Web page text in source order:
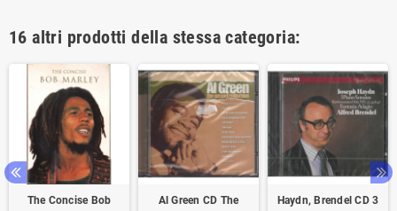
16 altri prodotti della stessa categoria:
The Concise Bob
Al Green CD The
Haydn, Brendel CD 3